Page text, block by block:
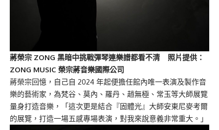
蔣榮宗 ZONG 黑暗中挑戰彈琴連樂譜都看不清 照片提供：
ZONG MUSIC 榮宗蔣音樂國際公司
蔣榮宗回憶，自己自 2024 年起便擔任館內唯一表演及製作音
樂的藝術家，為梵谷、莫內、羅丹、趙無極、常玉等大師展覽
量身打造音樂，「這次更是結合『固體光』大師安東尼麥考爾
的展覽，打造一場五感專場表演，對我來說意義非常重大。」